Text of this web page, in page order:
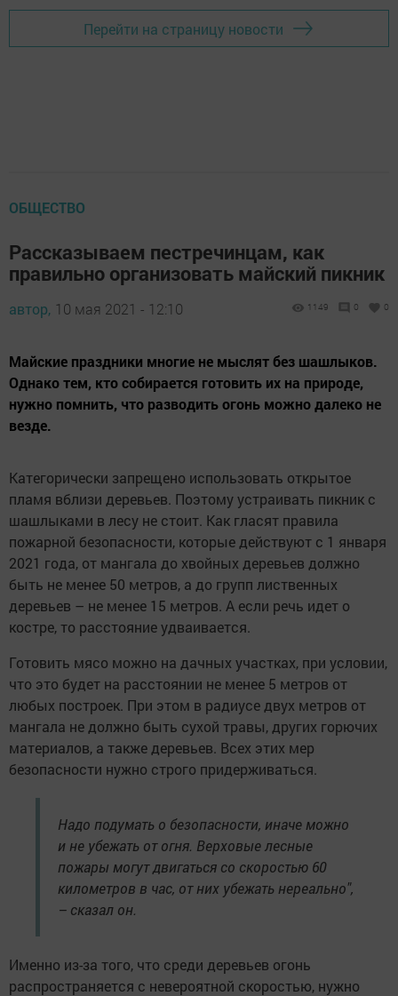
Перейти на страницу новости
ОБЩЕСТВО
Рассказываем пестречинцам, как
правильно организовать майский пикник
автор, 10 мая 2021 - 12:10 1149 0 0
Майские праздники многие не мыслят без шашлыков.
Однако тем, кто собирается готовить их на природе,
нужно помнить, что разводить огонь можно далеко не
везде.
Категорически запрещено использовать открытое
пламя вблизи деревьев. Поэтому устраивать пикник с
шашлыками в лесу не стоит. Как гласят правила
пожарной безопасности, которые действуют с 1 января
2021 года, от мангала до хвойных деревьев должно
быть не менее 50 метров, а до групп лиственных
деревьев – не менее 15 метров. А если речь идет о
костре, то расстояние удваивается.
Готовить мясо можно на дачных участках, при условии,
что это будет на расстоянии не менее 5 метров от
любых построек. При этом в радиусе двух метров от
мангала не должно быть сухой травы, других горючих
материалов, а также деревьев. Всех этих мер
безопасности нужно строго придерживаться.
Надо подумать о безопасности, иначе можно
и не убежать от огня. Верховые лесные
пожары могут двигаться со скоростью 60
километров в час, от них убежать нереально",
– сказал он.
Именно из-за того, что среди деревьев огонь
распространяется с невероятной скоростью, нужно